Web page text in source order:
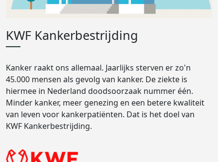
KWF Kankerbestrijding
Kanker raakt ons allemaal. Jaarlijks sterven er zo'n
45.000 mensen als gevolg van kanker. De ziekte is
hiermee in Nederland doodsoorzaak nummer één.
Minder kanker, meer genezing en een betere kwaliteit
van leven voor kankerpatiënten. Dat is het doel van
KWF Kankerbestrijding.